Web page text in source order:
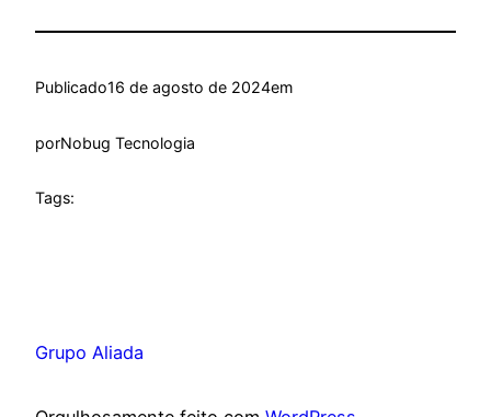
Publicado16 de agosto de 2024em
porNobug Tecnologia
Tags:
Grupo Aliada